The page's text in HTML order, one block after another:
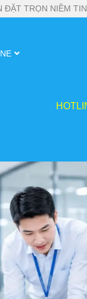
ĐẶT TRỌN NIỀM TIN